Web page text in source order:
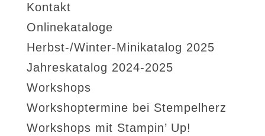
Kontakt
Onlinekataloge
Herbst-/Winter-Minikatalog 2025
Jahreskatalog 2024-2025
Workshops
Workshoptermine bei Stempelherz
Workshops mit Stampin’ Up!